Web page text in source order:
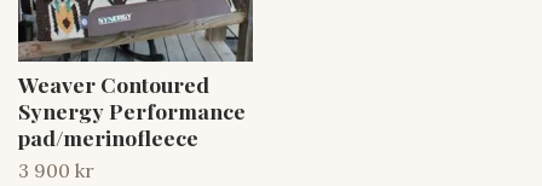
Weaver Contoured
Synergy Performance
pad/merinofleece
3 900 kr